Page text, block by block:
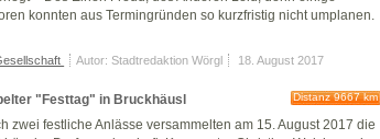
konnten aus Termingründen so kurzfristig nicht umplanen.
Autor: Stadtredaktion Wörgl 18. August 2017
"Festtag" in Bruckhäusl Distanz 9667 km
zwei festliche Anlässe versammelten am 15. August 2017 die